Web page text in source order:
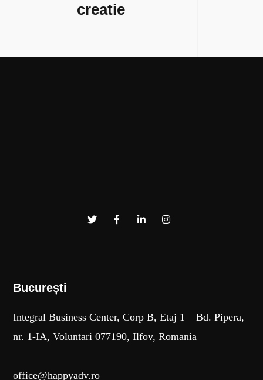
creatie
București​
Integral Business Center, Corp B, Etaj 1 – Bd. Pipera,
nr. 1-IA, Voluntari 077190, Ilfov, Romania
office@happyadv.ro